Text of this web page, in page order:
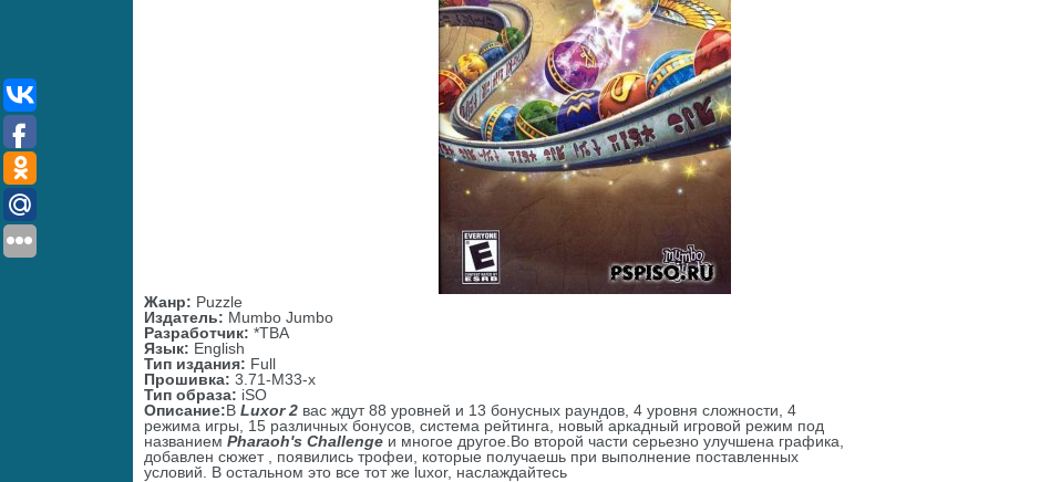
Жанр: Puzzle
Издатель: Mumbo Jumbo
Разработчик: *TBA
Язык: English
Тип издания: Full
Прошивка: 3.71-M33-x
Тип образа: iSO
Описание:В Luxor 2 вас ждут 88 уровней и 13 бонусных раундов, 4 уровня сложности, 4
режима игры, 15 различных бонусов, система рейтинга, новый аркадный игровой режим под
названием Pharaoh's Challenge и многое другое.Во второй части серьезно улучшена графика,
добавлен сюжет , появились трофеи, которые получаешь при выполнение поставленных
условий. В остальном это все тот же luxor, наслаждайтесь